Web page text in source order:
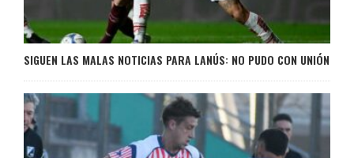
SIGUEN LAS MALAS NOTICIAS PARA LANÚS: NO PUDO CON UNIÓN